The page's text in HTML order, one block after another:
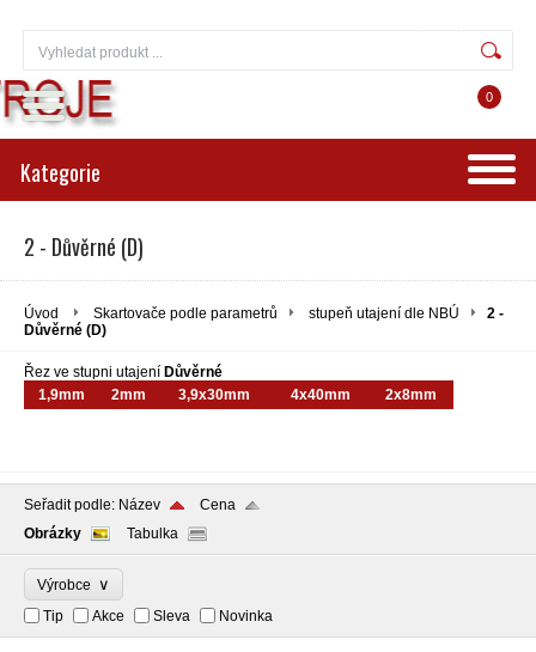
0
Kategorie
2 - Důvěrné (D)
Úvod Skartovače podle parametrů stupeň utajení dle NBÚ
2 -
Důvěrné (D)
Řez ve stupni utajení Důvěrné
1,9mm
2mm 3,9x30mm 4x40mm 2x8mm
Seřadit podle: Název
Cena
Obrázky
Tabulka
Výrobce ∨
Tip Akce Sleva Novinka